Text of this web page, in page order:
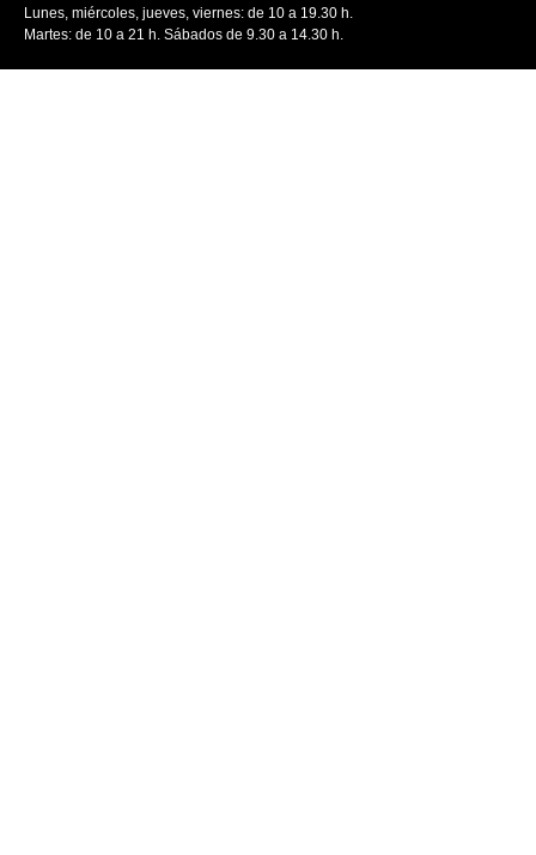
Lunes, miércoles, jueves, viernes: de 10 a 19.30 h.
Martes: de 10 a 21 h. Sábados de 9.30 a 14.30 h.